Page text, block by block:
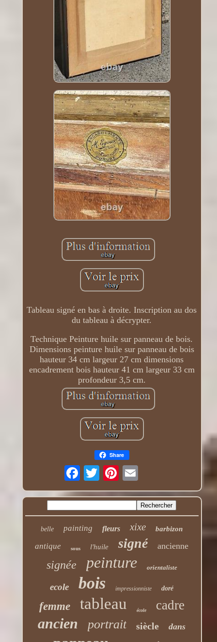
Tableau signé en bas à droite. Inscription au dos
du tableau à décrypter.
Technique Peinture huile sur panneau de bois.
Dimensions peinture huile sur panneau de bois
hauteur 34 cm largeur 27 cm dimensions
encadrement bois hauteur 41 cm largeur 33 cm
profondeur 3,5 cm.
Share
belle painting fleurs xixe barbizon
antique sous l'huile signé ancienne
signée peinture orientaliste
ecole bois impressionniste doré
femme tableau école cadre
ancien portrait siècle dans